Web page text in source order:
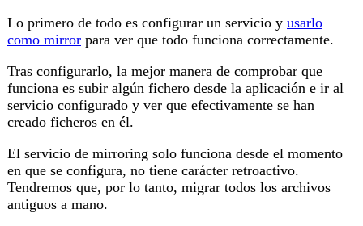
Lo primero de todo es configurar un servicio y usarlo
como mirror para ver que todo funciona correctamente.
Tras configurarlo, la mejor manera de comprobar que
funciona es subir algún fichero desde la aplicación e ir al
servicio configurado y ver que efectivamente se han
creado ficheros en él.
El servicio de mirroring solo funciona desde el momento
en que se configura, no tiene carácter retroactivo.
Tendremos que, por lo tanto, migrar todos los archivos
antiguos a mano.